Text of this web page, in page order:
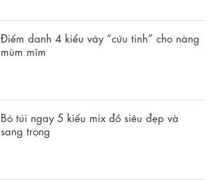
Điểm danh 4 kiểu váy “cứu tinh” cho nàng
mũm mĩm
Bỏ túi ngay 5 kiểu mix đồ siêu đẹp và
sang trọng